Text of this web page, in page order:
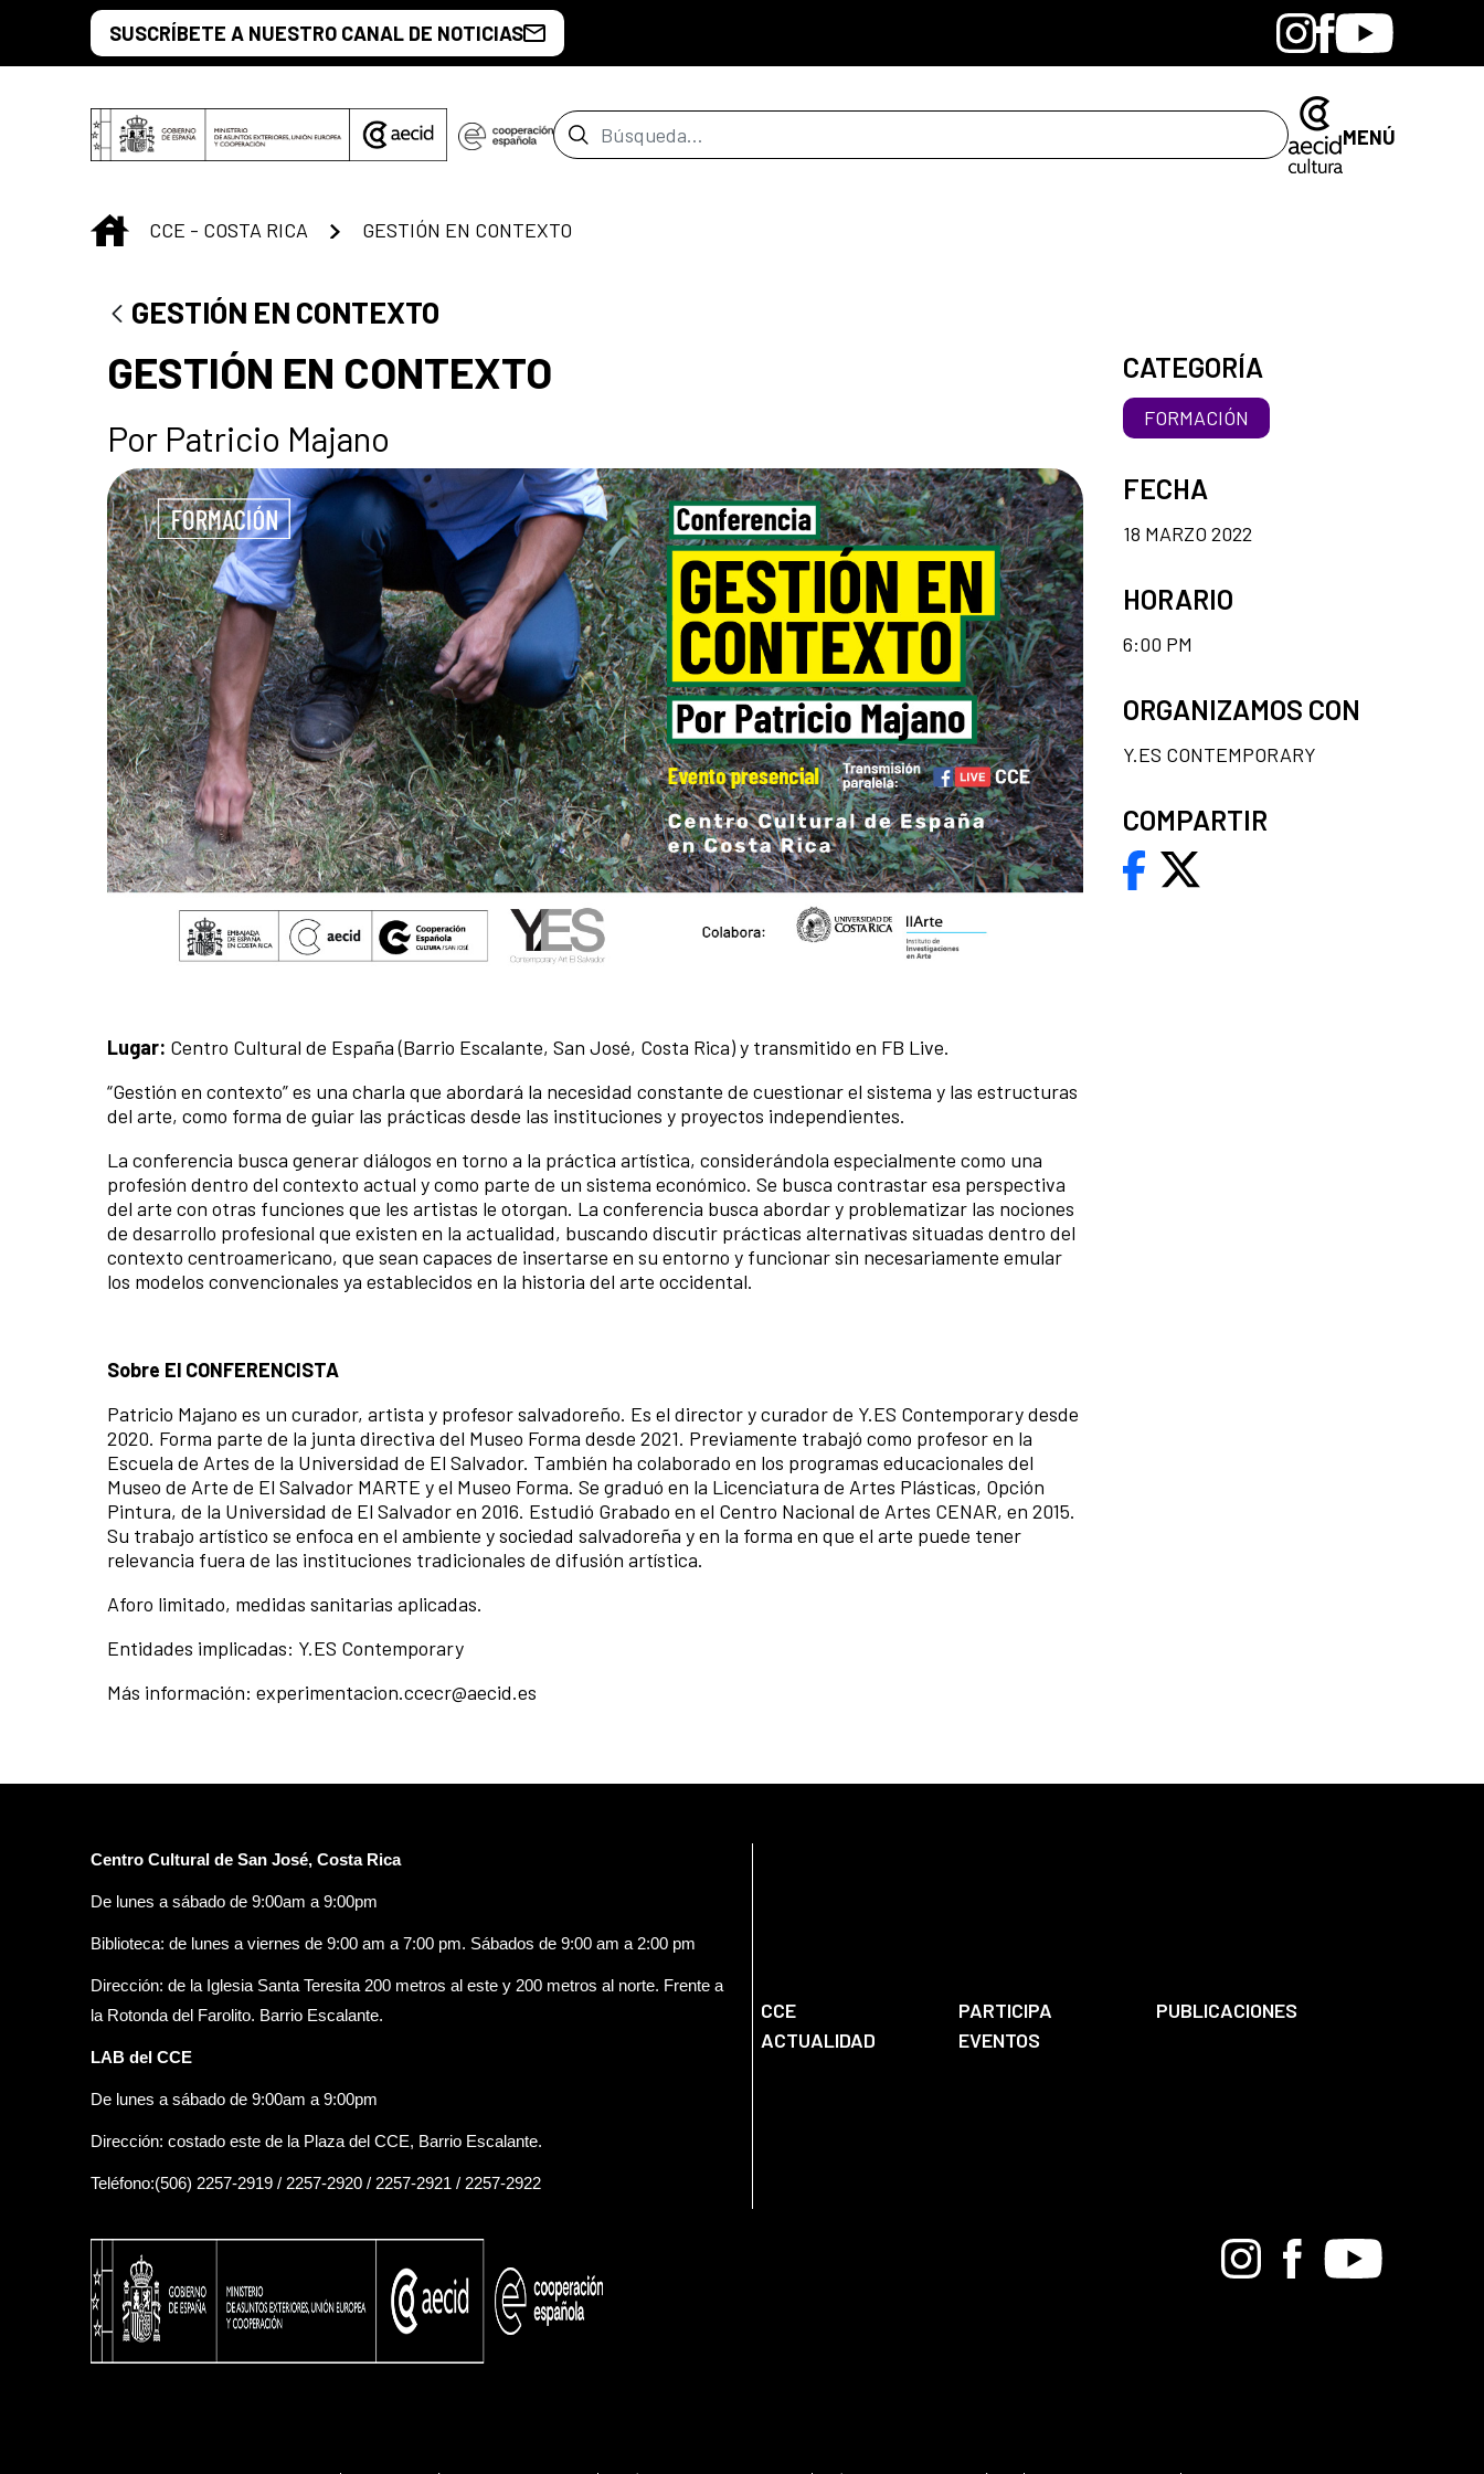
Saltar al contenido principal
SUSCRÍBETE A NUESTRO CANAL DE NOTICIAS BandcampInstagram
Facebook
Youtube
Barra de búsqueda MENÚ
INICIO
CCE - COSTA RICA GESTIÓN EN CONTEXTO
GESTIÓN EN CONTEXTO
GESTIÓN EN CONTEXTO
Por Patricio Majano
Lugar: Centro Cultural de España (Barrio Escalante, San José, Costa Rica) y transmitido en FB Live.
“Gestión en contexto” es una charla que abordará la necesidad constante de cuestionar el sistema y las estructuras
del arte, como forma de guiar las prácticas desde las instituciones y proyectos independientes.
La conferencia busca generar diálogos en torno a la práctica artística, considerándola especialmente como una
profesión dentro del contexto actual y como parte de un sistema económico. Se busca contrastar esa perspectiva
del arte con otras funciones que les artistas le otorgan. La conferencia busca abordar y problematizar las nociones
de desarrollo profesional que existen en la actualidad, buscando discutir prácticas alternativas situadas dentro del
contexto centroamericano, que sean capaces de insertarse en su entorno y funcionar sin necesariamente emular
los modelos convencionales ya establecidos en la historia del arte occidental.
Sobre El CONFERENCISTA
Patricio Majano es un curador, artista y profesor salvadoreño. Es el director y curador de Y.ES Contemporary desde
2020. Forma parte de la junta directiva del Museo Forma desde 2021. Previamente trabajó como profesor en la
Escuela de Artes de la Universidad de El Salvador. También ha colaborado en los programas educacionales del
Museo de Arte de El Salvador MARTE y el Museo Forma. Se graduó en la Licenciatura de Artes Plásticas, Opción
Pintura, de la Universidad de El Salvador en 2016. Estudió Grabado en el Centro Nacional de Artes CENAR, en 2015.
Su trabajo artístico se enfoca en el ambiente y sociedad salvadoreña y en la forma en que el arte puede tener
relevancia fuera de las instituciones tradicionales de difusión artística.
Aforo limitado, medidas sanitarias aplicadas.
Entidades implicadas: Y.ES Contemporary
Más información: experimentacion.ccecr@aecid.es
CATEGORÍA
FORMACIÓN
FECHA
18 MARZO 2022
HORARIO
6:00 PM
ORGANIZAMOS CON
Y.ES CONTEMPORARY
COMPARTIR
Centro Cultural de San José, Costa Rica
De lunes a sábado de 9:00am a 9:00pm
Biblioteca: de lunes a viernes de 9:00 am a 7:00 pm. Sábados de 9:00 am a 2:00 pm
Dirección: de la Iglesia Santa Teresita 200 metros al este y 200 metros al norte. Frente a
la Rotonda del Farolito. Barrio Escalante.
LAB del CCE
De lunes a sábado de 9:00am a 9:00pm
Dirección: costado este de la Plaza del CCE, Barrio Escalante.
Teléfono:(506) 2257-2919 / 2257-2920 / 2257-2921 / 2257-2922
CCE PARTICIPA
PUBLICACIONES
ACTUALIDAD
EVENTOS
BandcampInstagramFacebook
Youtube